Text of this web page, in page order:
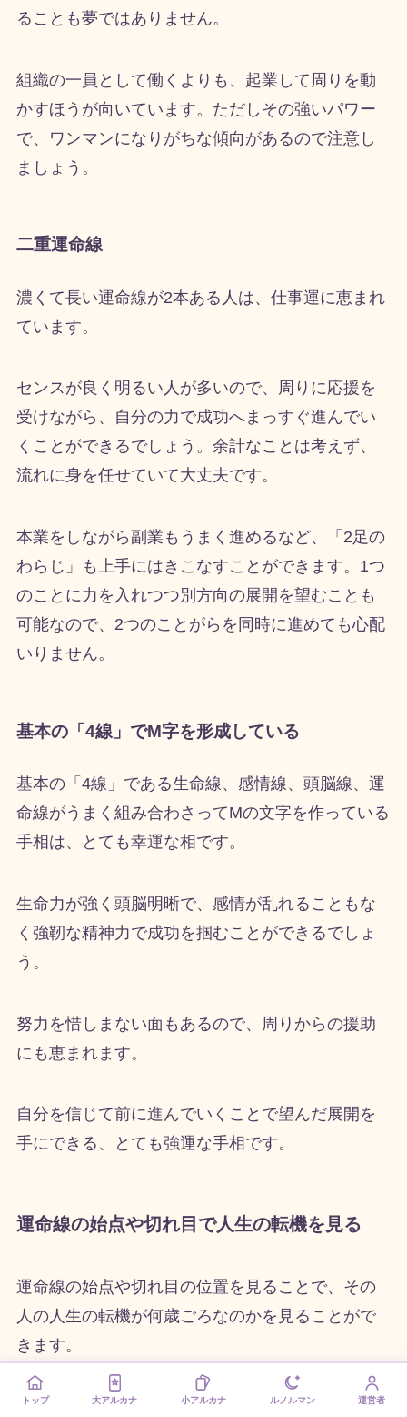
ることも夢ではありません。
組織の一員として働くよりも、起業して周りを動
かすほうが向いています。ただしその強いパワー
で、ワンマンになりがちな傾向があるので注意し
ましょう。
二重運命線
濃くて長い運命線が2本ある人は、仕事運に恵まれ
ています。
センスが良く明るい人が多いので、周りに応援を
受けながら、自分の力で成功へまっすぐ進んでい
くことができるでしょう。余計なことは考えず、
流れに身を任せていて大丈夫です。
本業をしながら副業もうまく進めるなど、「2足の
わらじ」も上手にはきこなすことができます。1つ
のことに力を入れつつ別方向の展開を望むことも
可能なので、2つのことがらを同時に進めても心配
いりません。
基本の「4線」でM字を形成している
基本の「4線」である生命線、感情線、頭脳線、運
命線がうまく組み合わさってMの文字を作っている
手相は、とても幸運な相です。
生命力が強く頭脳明晰で、感情が乱れることもな
く強靭な精神力で成功を掴むことができるでしょ
う。
努力を惜しまない面もあるので、周りからの援助
にも恵まれます。
自分を信じて前に進んでいくことで望んだ展開を
手にできる、とても強運な手相です。
運命線の始点や切れ目で人生の転機を見る
運命線の始点や切れ目の位置を見ることで、その
人の人生の転機が何歳ごろなのかを見ることがで
きます。
手首の位置を1歳として上に行くほど年齢が進み、
トップ 大アルカナ 小アルカナ ルノルマン 運営者